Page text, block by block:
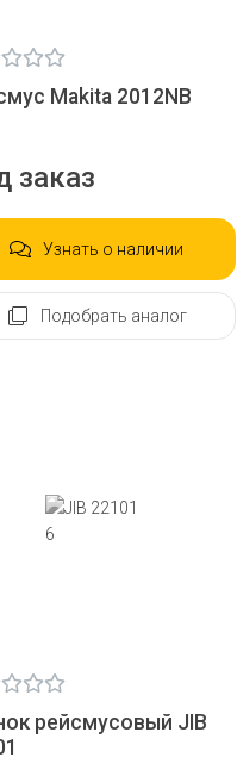
Makita 2012NB
заказ
Узнать о наличии
Подобрать аналог
рейсмусовый JIB